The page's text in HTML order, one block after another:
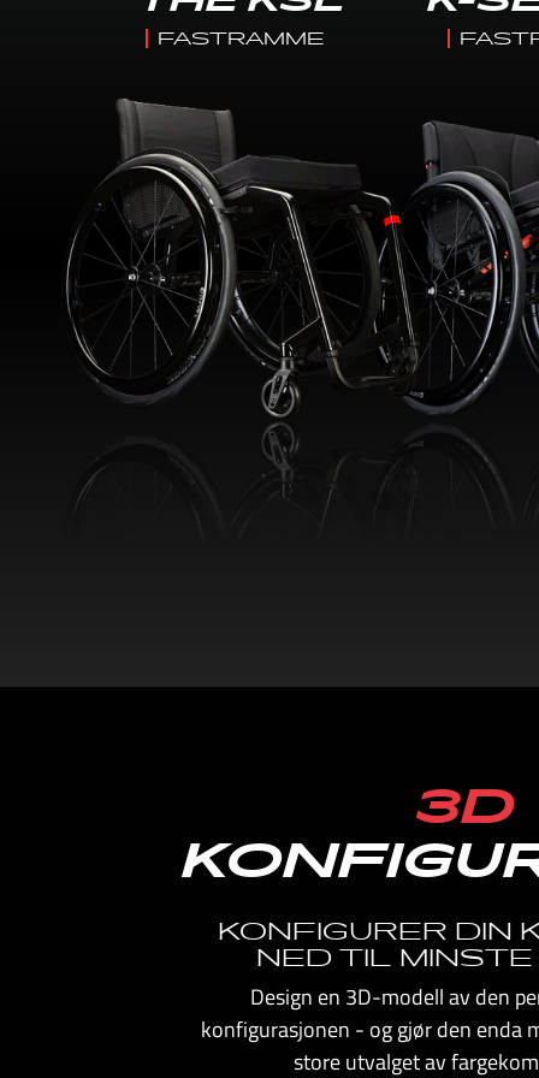
FASTRAMME
3D
KONFIGURER DIN
NED TIL
Design en 3D-modell av den
konfigurasjonen - og gjør den enda
store utvalget av